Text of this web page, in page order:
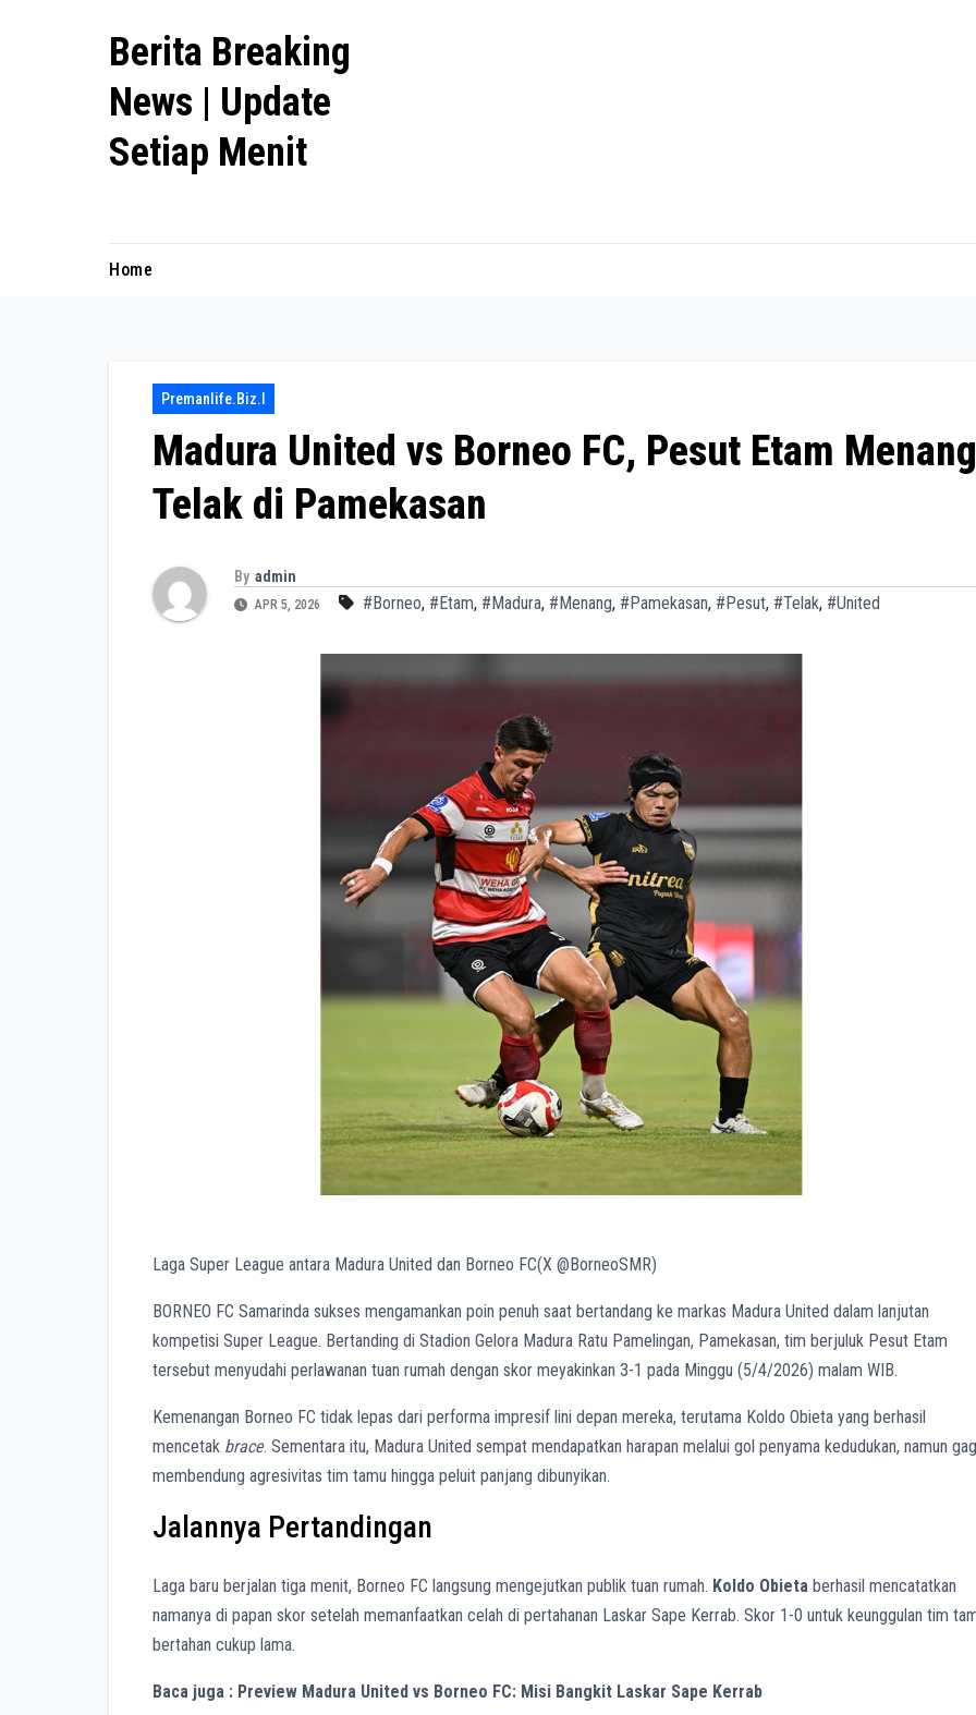
Berita Breaking
News | Update
Setiap Menit
Home
Premanlife.biz.i
Madura United vs Borneo FC, Pesut Etam Menang
Telak di Pamekasan
By admin
APR 5, 2026 #Borneo, #Etam, #Madura, #Menang, #Pamekasan, #Pesut, #Telak, #United
Laga Super League antara Madura United dan Borneo FC(X @BorneoSMR)
BORNEO FC Samarinda sukses mengamankan poin penuh saat bertandang ke markas Madura United dalam lanjutan
kompetisi Super League. Bertanding di Stadion Gelora Madura Ratu Pamelingan, Pamekasan, tim berjuluk Pesut Etam
tersebut menyudahi perlawanan tuan rumah dengan skor meyakinkan 3-1 pada Minggu (5/4/2026) malam WIB.
Kemenangan Borneo FC tidak lepas dari performa impresif lini depan mereka, terutama Koldo Obieta yang berhasil
mencetak brace. Sementara itu, Madura United sempat mendapatkan harapan melalui gol penyama kedudukan, namun
membendung agresivitas tim tamu hingga peluit panjang dibunyikan.
Jalannya Pertandingan
Laga baru berjalan tiga menit, Borneo FC langsung mengejutkan publik tuan rumah. Koldo Obieta berhasil mencatatkan
namanya di papan skor setelah memanfaatkan celah di pertahanan Laskar Sape Kerrab. Skor 1-0 untuk keunggulan tim
bertahan cukup lama.
Baca juga : Preview Madura United vs Borneo FC: Misi Bangkit Laskar Sape Kerrab